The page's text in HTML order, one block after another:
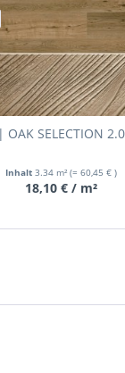
SELECTION
Inhalt 3.34 m² (= 60,45 € )
18,10 € / m²